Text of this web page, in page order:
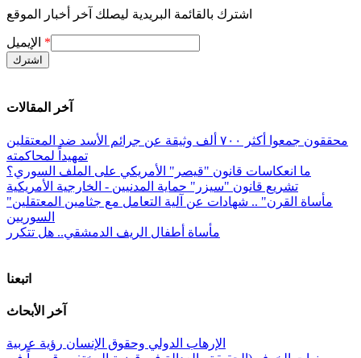
اشترك بالقائمة البريدية ليصلك آخر أخبار الموقع
*
آخر المقالات
محققون جمعوا أكثر ٧٠٠ ألف وثيقة عن جرائم الأسد ضد المعتقلين
تمهيداً لمحاكمته
ما انعكاسات قانون "قيصر" الأمريكي على الملف السوري؟
تشريع قانون "سيزر" حماية المدنيين - الخارجية الأمريكية
"مأساة القرن" .. شهادات عن آلية التعامل مع جثامين المعتقلين
السوريين
مأساة أطفال الريف الدمشقي.. هل تتكرر
اتبعنا
آخر الأبحاث
الإرهاب الدولي وحقوق الإنسان رؤية عربية